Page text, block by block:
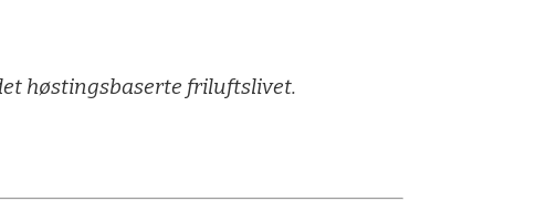
høstingsbaserte friluftslivet.